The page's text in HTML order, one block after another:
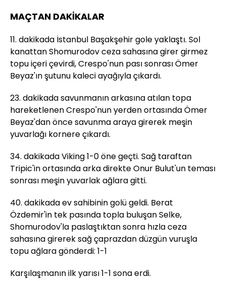
MAÇTAN DAKİKALAR
11. dakikada İstanbul Başakşehir gole yaklaştı. Sol
kanattan Shomurodov ceza sahasına girer girmez
topu içeri çevirdi, Crespo'nun pası sonrası Ömer
Beyaz'ın şutunu kaleci ayağıyla çıkardı.
23. dakikada savunmanın arkasına atılan topa
hareketlenen Crespo'nun yerden ortasında Ömer
Beyaz'dan önce savunma araya girerek meşin
yuvarlağı kornere çıkardı.
34. dakikada Viking 1-0 öne geçti. Sağ taraftan
Tripic'in ortasında arka direkte Onur Bulut'un teması
sonrası meşin yuvarlak ağlara gitti.
40. dakikada ev sahibinin golü geldi. Berat
Özdemir'in tek pasında topla buluşan Selke,
Shomurodov'la paslaştıktan sonra hızla ceza
sahasına girerek sağ çaprazdan düzgün vuruşla
topu ağlara gönderdi: 1-1
Karşılaşmanın ilk yarısı 1-1 sona erdi.